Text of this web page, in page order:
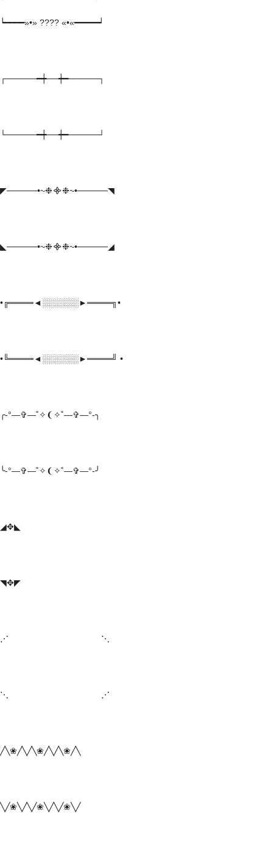
┕━━━━»•» ???? «•«━━━━━┙
┌─────━┿──┿━─────┐
└─────━┿──┿━─────┘
◤─────•~❉᯽❉~•─────◥
◣─────•~❉᯽❉~•─────◢
•╔════◄░░░░░░►════╗•
•╚════◄░░░░░░►════╝ •
╭-°—✞—˚✧❨✧˚—✞—°-╮
╰-°—✞—˚✧❨✧˚—✞—°-╯
◢✥◣
◥✥◤
⋰ ⋱
⋱ ⋰
╱╲❀╱╲╱╲❀╱╲╱╲❀╱╲
╲╱❀╲╱╲╱❀╲╱╲╱❀╲╱